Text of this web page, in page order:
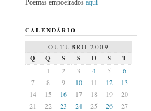
Poemas empoeirados aqui
CALENDÁRIO
OUTUBRO 2009
Q Q S S D S
T
1
2 3 4 5
6
7
8 9 10 11 12
13
14
15 16 17 18 19
20
21
22 23 24 25 26
27